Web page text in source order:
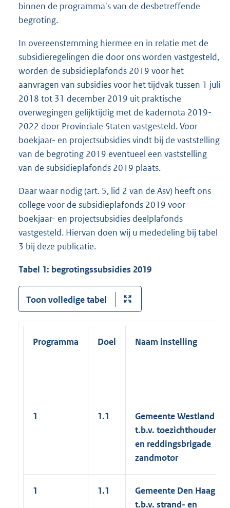
binnen de programma's van de desbetreffende
begroting.
In overeenstemming hiermee en in relatie met de
subsidieregelingen die door ons worden vastgesteld,
worden de subsidieplafonds 2019 voor het
aanvragen van subsidies voor het tijdvak tussen 1 juli
2018 tot 31 december 2019 uit praktische
overwegingen gelijktijdig met de kadernota 2019-
2022 door Provinciale Staten vastgesteld. Voor
boekjaar- en projectsubsidies vindt bij de vaststelling
van de begroting 2019 eventueel een vaststelling
van de subsidieplafonds 2019 plaats.
Daar waar nodig (art. 5, lid 2 van de Asv) heeft ons
college voor de subsidieplafonds 2019 voor
boekjaar- en projectsubsidies deelplafonds
vastgesteld. Hiervan doen wij u mededeling bij tabel
3 bij deze publicatie.
Tabel 1: begrotingssubsidies 2019
Toon volledige tabel
Programma Doel Naam instelling
1 1.1
Gemeente Westland
t.b.v. toezichthouders
en reddingsbrigade
zandmotor
1 1.1
Gemeente Den Haag
t.b.v. strand- en